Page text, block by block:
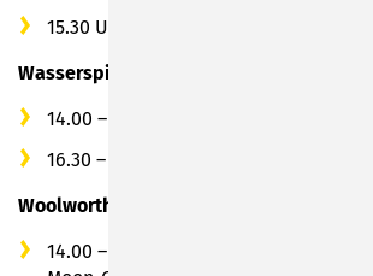
15.30 Uhr: Trampolin Wall Show
Wasserspielplatz
14.00 – 16.00 Uhr: Musik mit der Band
16.30 – 18.00 Uhr: Unterhaltung mit
Woolworth
14.00 – 18.00 Uhr: Vergnügungspark